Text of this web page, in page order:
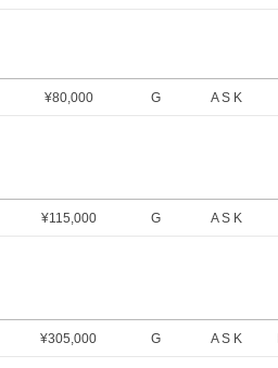
¥80,000 G A S K
¥115,000 G A S K
¥305,000 G A S K